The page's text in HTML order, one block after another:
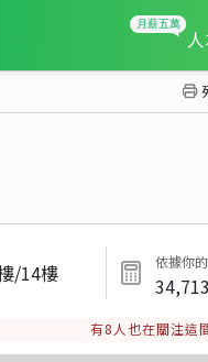
/14樓 依據你
34,713
有8 人也在關注這